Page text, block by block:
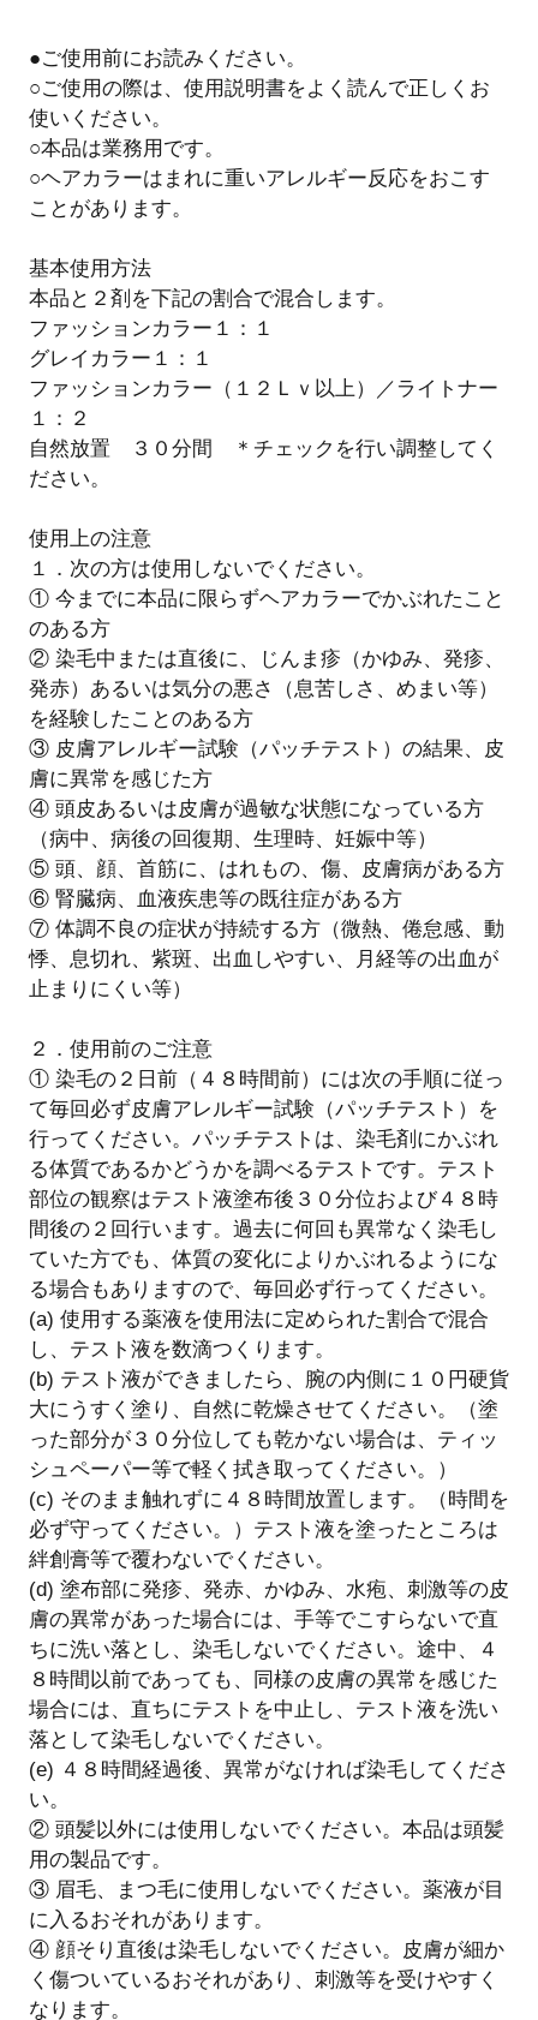
●ご使用前にお読みください。
○ご使用の際は、使用説明書をよく読んで正しくお
使いください。
○本品は業務用です。
○ヘアカラーはまれに重いアレルギー反応をおこす
ことがあります。
基本使用方法
本品と２剤を下記の割合で混合します。
ファッションカラー１：１
グレイカラー１：１
ファッションカラー（１２Ｌｖ以上）／ライトナー
１：２
自然放置 ３０分間 ＊チェックを行い調整してく
ださい。
使用上の注意
１．次の方は使用しないでください。
① 今までに本品に限らずヘアカラーでかぶれたこと
のある方
② 染毛中または直後に、じんま疹（かゆみ、発疹、
発赤）あるいは気分の悪さ（息苦しさ、めまい等）
を経験したことのある方
③ 皮膚アレルギー試験（パッチテスト）の結果、皮
膚に異常を感じた方
④ 頭皮あるいは皮膚が過敏な状態になっている方
（病中、病後の回復期、生理時、妊娠中等）
⑤ 頭、顔、首筋に、はれもの、傷、皮膚病がある方
⑥ 腎臓病、血液疾患等の既往症がある方
⑦ 体調不良の症状が持続する方（微熱、倦怠感、動
悸、息切れ、紫斑、出血しやすい、月経等の出血が
止まりにくい等）
２．使用前のご注意
① 染毛の２日前（４８時間前）には次の手順に従っ
て毎回必ず皮膚アレルギー試験（パッチテスト）を
行ってください。パッチテストは、染毛剤にかぶれ
る体質であるかどうかを調べるテストです。テスト
部位の観察はテスト液塗布後３０分位および４８時
間後の２回行います。過去に何回も異常なく染毛し
ていた方でも、体質の変化によりかぶれるようにな
る場合もありますので、毎回必ず行ってください。
(a) 使用する薬液を使用法に定められた割合で混合
し、テスト液を数滴つくります。
(b) テスト液ができましたら、腕の内側に１０円硬貨
大にうすく塗り、自然に乾燥させてください。（塗
った部分が３０分位しても乾かない場合は、ティッ
シュペーパー等で軽く拭き取ってください。）
(c) そのまま触れずに４８時間放置します。（時間を
必ず守ってください。）テスト液を塗ったところは
絆創膏等で覆わないでください。
(d) 塗布部に発疹、発赤、かゆみ、水疱、刺激等の皮
膚の異常があった場合には、手等でこすらないで直
ちに洗い落とし、染毛しないでください。途中、４
８時間以前であっても、同様の皮膚の異常を感じた
場合には、直ちにテストを中止し、テスト液を洗い
落として染毛しないでください。
(e) ４８時間経過後、異常がなければ染毛してくださ
い。
② 頭髪以外には使用しないでください。本品は頭髪
用の製品です。
③ 眉毛、まつ毛に使用しないでください。薬液が目
に入るおそれがあります。
④ 顔そり直後は染毛しないでください。皮膚が細か
く傷ついているおそれがあり、刺激等を受けやすく
なります。